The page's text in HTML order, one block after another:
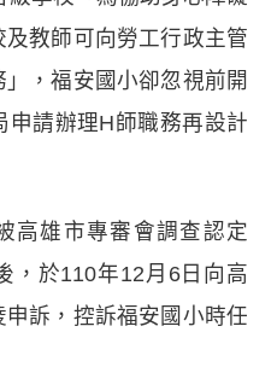
教師可向勞工行政主管
，福安國小卻忽視前開
申請辦理H師職務再設計
高雄市專審會調查認定
，於110年12月6日向高
訴，控訴福安國小時任